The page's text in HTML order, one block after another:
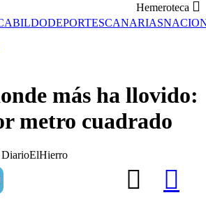
Hemeroteca
DEPORTESCANARIAS
más ha llovido:
metro cuadrado
DiarioElHierro